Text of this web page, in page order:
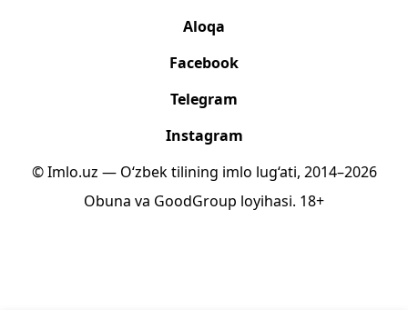
Aloqa
Facebook
Telegram
Instagram
© Imlo.uz — O‘zbek tilining imlo lug‘ati, 2014–2026
Obuna va GoodGroup loyihasi. 18+